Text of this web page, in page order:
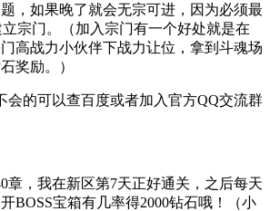
，如果晚了就会无宗可进，因为必须最
宗门。（加入宗门有一个好处就是在
高战力小伙伴下战力让位，拿到斗魂场
奖励。）
会的可以查百度或者加入官方QQ交流群
章，我在新区第7天正好通关，之后每天
BOSS宝箱有几率得2000钻石哦！（小